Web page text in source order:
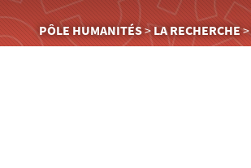
Vous
êtes
PÔLE HUMANITÉS LA RECHERCHE